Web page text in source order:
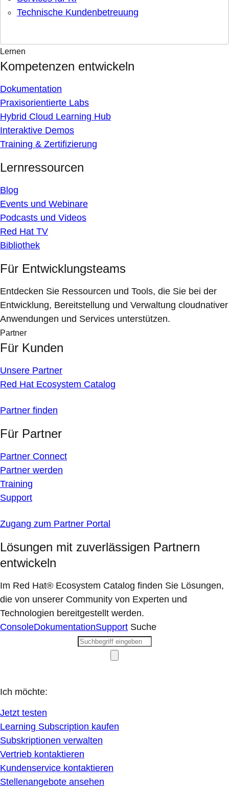
Technische Kundenbetreuung
Lernen
Kompetenzen entwickeln
Dokumentation
Praxisorientierte Labs
Hybrid Cloud Learning Hub
Interaktive Demos
Training & Zertifizierung
Lernressourcen
Blog
Events und Webinare
Podcasts und Videos
Red Hat TV
Bibliothek
Für Entwicklungsteams
Entdecken Sie Ressourcen und Tools, die Sie bei der
Entwicklung, Bereitstellung und Verwaltung cloudnativer
Anwendungen und Services unterstützen.
Partner
Für Kunden
Unsere Partner
Red Hat Ecosystem Catalog
Partner finden
Für Partner
Partner Connect
Partner werden
Training
Support
Zugang zum Partner Portal
Lösungen mit zuverlässigen Partnern
entwickeln
Im Red Hat® Ecosystem Catalog finden Sie Lösungen,
die von unserer Community von Experten und
Technologien bereitgestellt werden.
ConsoleDokumentationSupport Suche
Ich möchte:
Jetzt testen
Learning Subscription kaufen
Subskriptionen verwalten
Vertrieb kontaktieren
Kundenservice kontaktieren
Stellenangebote ansehen